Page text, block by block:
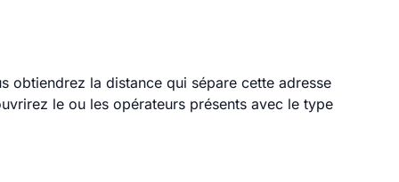
obtiendrez la distance qui sépare cette adresse
le ou les opérateurs présents avec le type